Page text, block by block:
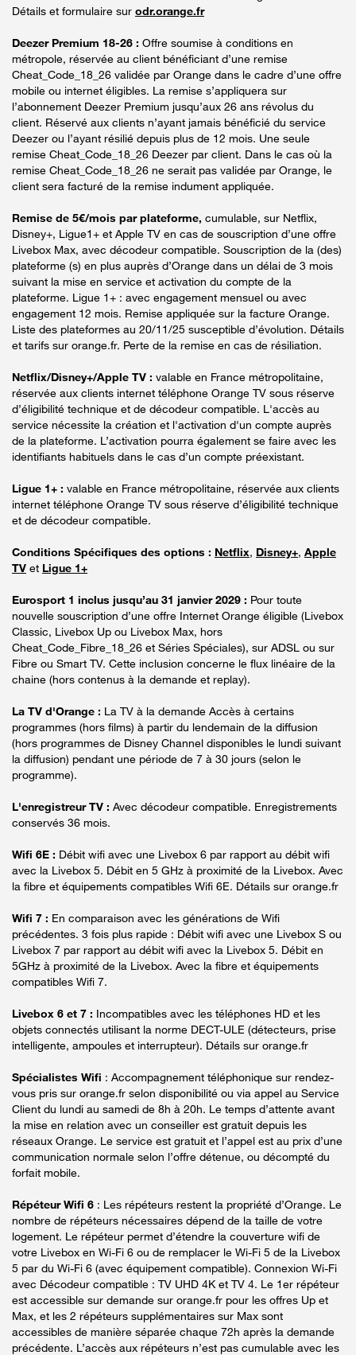
Détails et formulaire sur odr.orange.fr
Deezer Premium 18-26 : Offre soumise à conditions en
métropole, réservée au client bénéficiant d’une remise
Cheat_Code_18_26 validée par Orange dans le cadre d’une offre
mobile ou internet éligibles. La remise s’appliquera sur
l’abonnement Deezer Premium jusqu’aux 26 ans révolus du
client. Réservé aux clients n’ayant jamais bénéficié du service
Deezer ou l’ayant résilié depuis plus de 12 mois. Une seule
remise Cheat_Code_18_26 Deezer par client. Dans le cas où la
remise Cheat_Code_18_26 ne serait pas validée par Orange, le
client sera facturé de la remise indument appliquée.
Remise de 5€/mois par plateforme, cumulable, sur Netflix,
Disney+, Ligue1+ et Apple TV en cas de souscription d’une offre
Livebox Max, avec décodeur compatible. Souscription de la (des)
plateforme (s) en plus auprès d’Orange dans un délai de 3 mois
suivant la mise en service et activation du compte de la
plateforme. Ligue 1+ : avec engagement mensuel ou avec
engagement 12 mois. Remise appliquée sur la facture Orange.
Liste des plateformes au 20/11/25 susceptible d’évolution. Détails
et tarifs sur orange.fr. Perte de la remise en cas de résiliation.
Netflix/Disney+/Apple TV : valable en France métropolitaine,
réservée aux clients internet téléphone Orange TV sous réserve
d’éligibilité technique et de décodeur compatible. L'accès au
service nécessite la création et l'activation d'un compte auprès
de la plateforme. L’activation pourra également se faire avec les
identifiants habituels dans le cas d’un compte préexistant.
Ligue 1+ : valable en France métropolitaine, réservée aux clients
internet téléphone Orange TV sous réserve d’éligibilité technique
et de décodeur compatible.
Conditions Spécifiques des options : Netflix, Disney+, Apple
TV et Ligue 1+
Eurosport 1 inclus jusqu’au 31 janvier 2029 : Pour toute
nouvelle souscription d’une offre Internet Orange éligible (Livebox
Classic, Livebox Up ou Livebox Max, hors
Cheat_Code_Fibre_18_26 et Séries Spéciales), sur ADSL ou sur
Fibre ou Smart TV. Cette inclusion concerne le flux linéaire de la
chaine (hors contenus à la demande et replay).
La TV d'Orange : La TV à la demande Accès à certains
programmes (hors films) à partir du lendemain de la diffusion
(hors programmes de Disney Channel disponibles le lundi suivant
la diffusion) pendant une période de 7 à 30 jours (selon le
programme).
L'enregistreur TV : Avec décodeur compatible. Enregistrements
conservés 36 mois.
Wifi 6E : Débit wifi avec une Livebox 6 par rapport au débit wifi
avec la Livebox 5. Débit en 5 GHz à proximité de la Livebox. Avec
la fibre et équipements compatibles Wifi 6E. Détails sur orange.fr
Wifi 7 : En comparaison avec les générations de Wifi
précédentes. 3 fois plus rapide : Débit wifi avec une Livebox S ou
Livebox 7 par rapport au débit wifi avec la Livebox 5. Débit en
5GHz à proximité de la Livebox. Avec la fibre et équipements
compatibles Wifi 7.
Livebox 6 et 7 : Incompatibles avec les téléphones HD et les
objets connectés utilisant la norme DECT-ULE (détecteurs, prise
intelligente, ampoules et interrupteur). Détails sur orange.fr
Spécialistes Wifi : Accompagnement téléphonique sur rendez-
vous pris sur orange.fr selon disponibilité ou via appel au Service
Client du lundi au samedi de 8h à 20h. Le temps d’attente avant
la mise en relation avec un conseiller est gratuit depuis les
réseaux Orange. Le service est gratuit et l’appel est au prix d’une
communication normale selon l’offre détenue, ou décompté du
forfait mobile.
Répéteur Wifi 6 : Les répéteurs restent la propriété d’Orange. Le
nombre de répéteurs nécessaires dépend de la taille de votre
logement. Le répéteur permet d’étendre la couverture wifi de
votre Livebox en Wi-Fi 6 ou de remplacer le Wi-Fi 5 de la Livebox
5 par du Wi-Fi 6 (avec équipement compatible). Connexion Wi-Fi
avec Décodeur compatible : TV UHD 4K et TV 4. Le 1er répéteur
est accessible sur demande sur orange.fr pour les offres Up et
Max, et les 2 répéteurs supplémentaires sur Max sont
accessibles de manière séparée chaque 72h après la demande
précédente. L’accès aux répéteurs n’est pas cumulable avec les